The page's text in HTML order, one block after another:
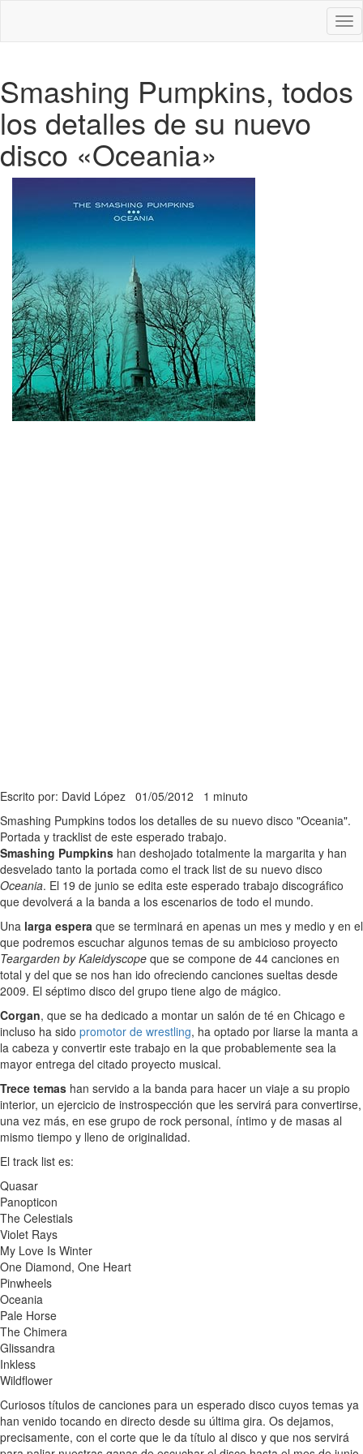
Smashing Pumpkins, todos
los detalles de su nuevo
disco «Oceania»
Escrito por: David López 01/05/2012 1 minuto
Smashing Pumpkins todos los detalles de su nuevo disco "Oceania".
Portada y tracklist de este esperado trabajo.
Smashing Pumpkins han deshojado totalmente la margarita y han
desvelado tanto la portada como el track list de su nuevo disco
Oceania. El 19 de junio se edita este esperado trabajo discográfico
que devolverá a la banda a los escenarios de todo el mundo.
Una larga espera que se terminará en apenas un mes y medio y en el
que podremos escuchar algunos temas de su ambicioso proyecto
Teargarden by Kaleidyscope que se compone de 44 canciones en
total y del que se nos han ido ofreciendo canciones sueltas desde
2009. El séptimo disco del grupo tiene algo de mágico.
Corgan, que se ha dedicado a montar un salón de té en Chicago e
incluso ha sido promotor de wrestling, ha optado por liarse la manta a
la cabeza y convertir este trabajo en la que probablemente sea la
mayor entrega del citado proyecto musical.
Trece temas han servido a la banda para hacer un viaje a su propio
interior, un ejercicio de instrospección que les servirá para convertirse,
una vez más, en ese grupo de rock personal, íntimo y de masas al
mismo tiempo y lleno de originalidad.
El track list es:
Quasar
Panopticon
The Celestials
Violet Rays
My Love Is Winter
One Diamond, One Heart
Pinwheels
Oceania
Pale Horse
The Chimera
Glissandra
Inkless
Wildflower
Curiosos títulos de canciones para un esperado disco cuyos temas ya
han venido tocando en directo desde su última gira. Os dejamos,
precisamente, con el corte que le da título al disco y que nos servirá